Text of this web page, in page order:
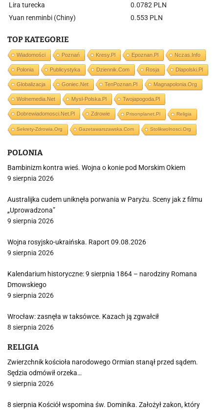
Lira turecka
0.0782 PLN
Yuan renminbi (Chiny)
0.553 PLN
TOP KATEGORIE
Wiadomości Poznań Kresy.pl Epoznan.pl Nczas.info
Polonia Publicystyka Dziennik.com Rosja Dlapolski.pl
Globalizacja Goniec.net TenPoznan.pl Magnapolonia.org
Wolnemedia.net Mysl-Polska.pl Twojapogoda.pl
Dobrewiadomosci.net.pl Zdrowie Prisonplanet.pl Religia
Sekrety-Zdrowia.org Gazetawarszawska.com Stolikwolnosci.org
POLONIA
Bambinizm kontra wieś. Wojna o konie pod Morskim Okiem
9 sierpnia 2026
Australijka cudem uniknęła porwania w Paryżu. Sceny jak z filmu
„Uprowadzona”
9 sierpnia 2026
Wojna rosyjsko-ukraińska. Raport 09.08.2026
9 sierpnia 2026
Kalendarium historyczne: 9 sierpnia 1864 – narodziny Romana
Dmowskiego
9 sierpnia 2026
Wrocław: zasnęła w taksówce. Kazach ją zgwałcił
8 sierpnia 2026
RELIGIA
Zwierzchnik kościoła narodowego Ormian stanął przed sądem.
Sędzia odmówił orzeka…
9 sierpnia 2026
8 sierpnia Kościół wspomina św. Dominika. Założył zakon, który